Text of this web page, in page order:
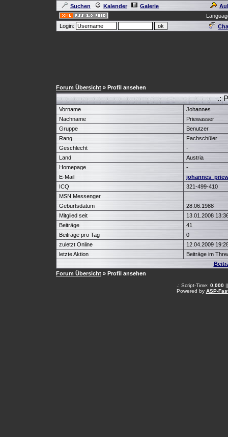
Suchen Kalender Galerie
Login:
Forum Übersicht » Profil ansehen
.:
Vorname
Johannes
Nachname
Priewasser
Gruppe
Benutzer
Rang
Fachschüler
Geschlecht
-
Land
Austria
Homepage
-
E-Mail
ICQ
321-499-410
MSN Messenger
Geburtsdatum
28.06.1988
Mitglied seit
13.01.2008
Beiträge
41
Beiträge pro Tag
0
zuletzt Online
12.04.2009
letzte Aktion
Beiträge im
Forum Übersicht » Profil ansehen
.: Script-Time: 0,000||
Powered by ASP-